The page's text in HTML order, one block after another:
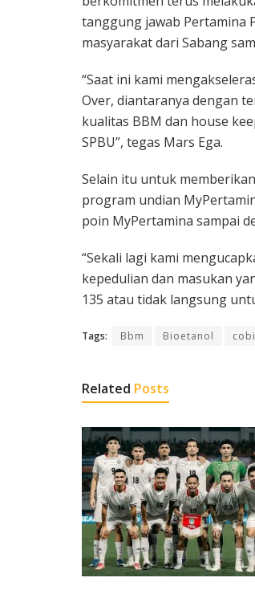
tanggung jawab Pertamina
masyarakat dari Sabang
“Saat ini kami
Over, diantaranya dengan
kualitas BBM dan house
SPBU”, tegas Mars Ega.
Selain itu untuk
program undian
poin MyPertamina sampai
“Sekali lagi kami
kepedulian dan masukan
135 atau tidak langsung
Tags: Bbm Bioetanol
Related Posts